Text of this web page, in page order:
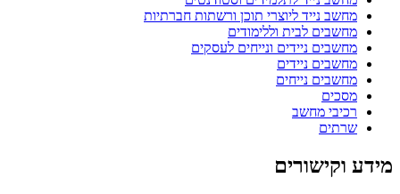
מחשב נייד ליוצרי תוכן ורשתות חברתיות
מחשבים לבית וללימודים
מחשבים ניידים ונייחים לעסקים
מחשבים ניידים
מחשבים נייחים
מסכים
רכיבי מחשב
שרתים
מידע וקישורים